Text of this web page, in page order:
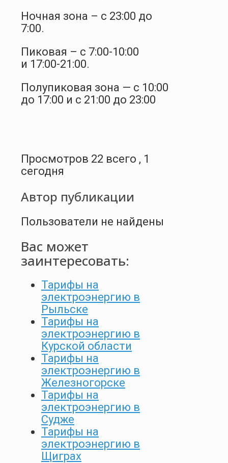
Ночная зона – с 23:00 до
7:00.
Пиковая – с 7:00-10:00
и 17:00-21:00.
Полупиковая зона — с 10:00
до 17:00 и с 21:00 до 23:00
Просмотров 22 всего , 1
сегодня
Автор публикации
Пользователи не найдены
Вас может
заинтересовать:
Тарифы на
электроэнергию в
Рыльске
Тарифы на
электроэнергию в
Курской области
Тарифы на
электроэнергию в
Железногорске
Тарифы на
электроэнергию в
Судже
Тарифы на
электроэнергию в
Щиграх